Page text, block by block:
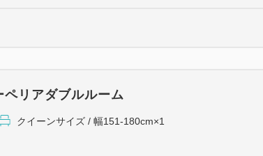
【館内設備】
・コインランドリー、電子レンジ、製氷
ペリアダブルルーム
クイーンサイズ / 幅151-180cm×1